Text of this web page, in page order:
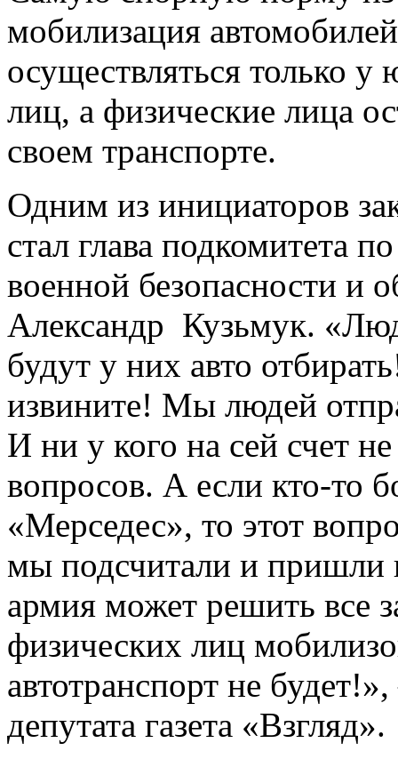
мобилизация
осуществляться только у
лиц, а физические лица
своем транспорте.
Одним из инициаторов
стал глава подкомитета
военной безопасности и
Александр Кузьмук.
будут у них авто
извините! Мы людей
И ни у кого на сей счет не
вопросов. А если кто-то
«Мерседес», то этот
мы подсчитали и пришли
армия может решить все
физических лиц
автотранспорт не
депутата газета «Взгляд».